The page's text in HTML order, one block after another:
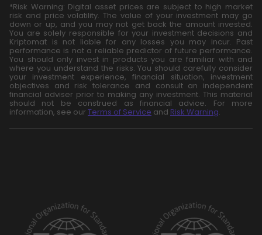
*Risk Warning: Digital asset prices are subject to high market
risk and price volatility. The value of your investment may go
down or up, and you may not get back the amount invested.
You are solely responsible for your investment decisions and
Kriptomat is not liable for any losses you may incur. Past
performance is not a reliable predictor of future performance.
You should only invest in products you are familiar with and
where you understand the risks. You should carefully consider
your investment experience, financial situation, investment
objectives and risk tolerance and consult an independent
financial adviser prior to making any investment. This material
should not be construed as financial advice. For more
information, see our Terms of Service and Risk Warning.